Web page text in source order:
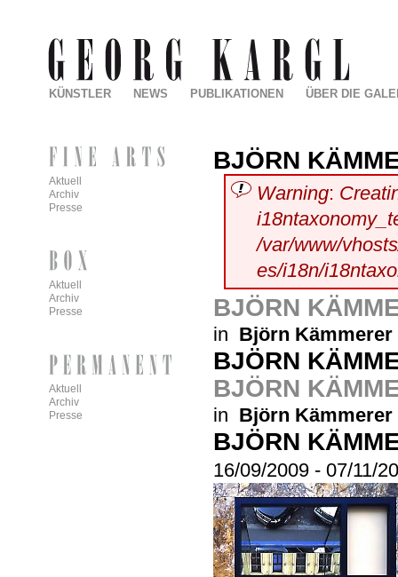
BJÖRN
Warning:
/var/www/
es/i18n/
BJÖRN
in Björn Kämmerer
BJÖRN
BJÖRN
in Björn Kämmerer
BJÖRN
16/09/2009 - 07/11/
KÜNSTLER NEWS PUBLIKATIONEN ÜBER DIE
Aktuell
Archiv
Presse
Aktuell
Archiv
Presse
Aktuell
Archiv
Presse